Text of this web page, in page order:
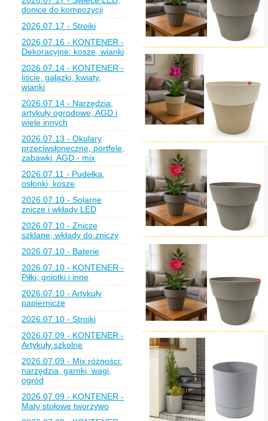
donice do kompozycji
2026.07.17 - Stroiki
2026.07.16 - KONTENER -
Dekoracyjne: kosze, wianki
2026.07.14 - KONTENER -
liście, gałązki, kwiaty,
wianki
2026.07.14 - Narzędzia,
artykuły ogrodowe, AGD i
wiele innych
2026.07.13 - Okulary
przeciwsłoneczne, portfele,
zabawki, AGD - mix
2026.07.11 - Pudełka,
osłonki, kosze
2026.07.10 - Solarne
znicze i wkłady LED
2026.07.10 - Znicze
szklane, wkłady do zniczy
2026.07.10 - Baterie
2026.07.10 - KONTENER -
Piłki, gniotki i inne
2026.07.10 - Artykuły
papiernicze
2026.07.10 - Stroiki
2026.07.09 - KONTENER -
Artykuły szkolne
2026.07.09 - Mix różności:
narzędzia, garnki, wagi,
ogród
2026.07.09 - KONTENER -
Maty stołowe tworzywo